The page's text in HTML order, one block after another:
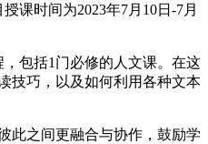
课时间为2023年7月10日-7月
包括1门必修的人文课。在这
技巧，以及如何利用各种文本
此之间更融合与协作，鼓励学